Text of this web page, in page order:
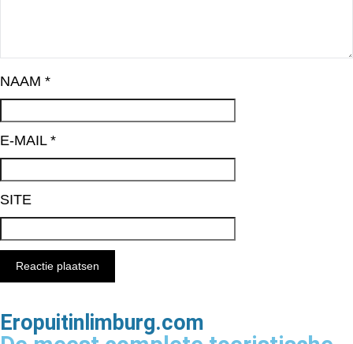
NAAM *
E-MAIL *
SITE
Eropuitinlimburg.com